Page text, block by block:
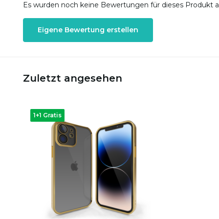
Es wurden noch keine Bewertungen für dieses Produkt
Eigene Bewertung erstellen
Zuletzt angesehen
1+1 Gratis